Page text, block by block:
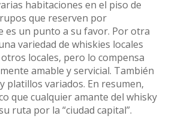
habitaciones en el piso de
que reserven por
es un punto a su favor. Por otra
variedad de whiskies locales
locales, pero lo compensa
amable y servicial. También
platillos variados. En resumen,
que cualquier amante del whisky
ruta por la “ciudad capital”.